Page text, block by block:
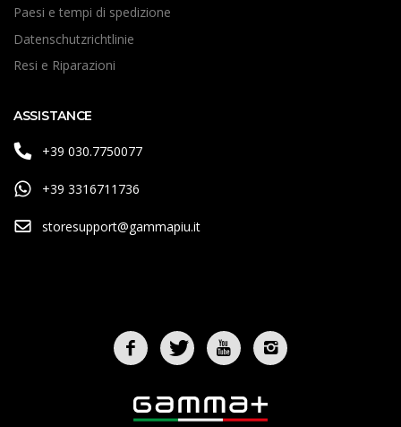
Paesi e tempi di spedizione
Datenschutzrichtlinie
Resi e Riparazioni
ASSISTANCE
+39 030.7750077
+39 3316711736
storesupport@gammapiu.it